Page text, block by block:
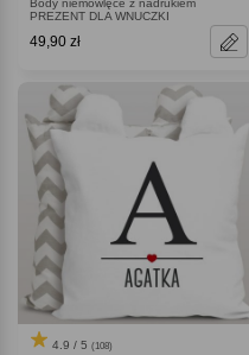
Body niemowlęce z nadrukiem
PREZENT DLA WNUCZKI
49,90 zł
4.9 / 5 (108)